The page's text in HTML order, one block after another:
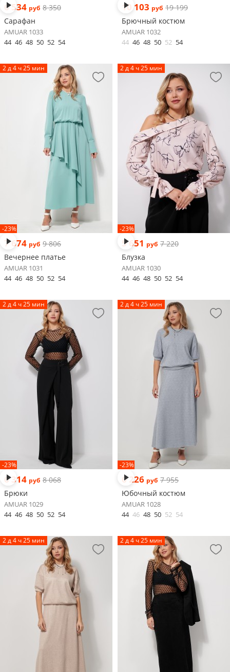
6 534 руб 8 350
Сарафан
AMUAR 1033
44 46 48 50 52 54
10 103 руб 19 199
Брючный костюм
AMUAR 1032
44 46 48 50 52 54
2 д 4 ч 25 мин
-23%
7 674 руб 9 806
Вечернее платье
AMUAR 1031
44 46 48 50 52 54
2 д 4 ч 25 мин
-23%
5 651 руб 7 220
Блузка
AMUAR 1030
44 46 48 50 52 54
2 д 4 ч 25 мин
-23%
6 314 руб 8 068
Брюки
AMUAR 1029
44 46 48 50 52 54
2 д 4 ч 25 мин
-23%
6 226 руб 7 955
Юбочный костюм
AMUAR 1028
44 46 48 50 52 54
2 д 4 ч 25 мин 2 д 4 ч 25 мин